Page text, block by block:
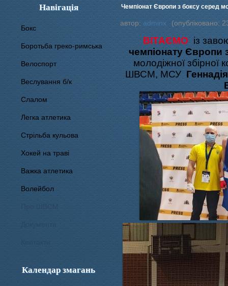
Навігація
Бокс
Боротьба греко-римська
Велоспорт
Веслування б/к
Cлалом
Легка атлетика
Стрільба кульова
Хокей на траві
Важка атлетика
Волейбол
Про ШВСМ
Документи
Календар змагань
Чемпіонат Європи з боксу серед
автор: adminx (опубліковано:
ВІТАЄМО із
чемпіонату Європи
молодіжної збірної
ШВСМ, МСУ